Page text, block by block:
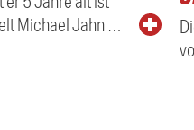
Michael Jahn …